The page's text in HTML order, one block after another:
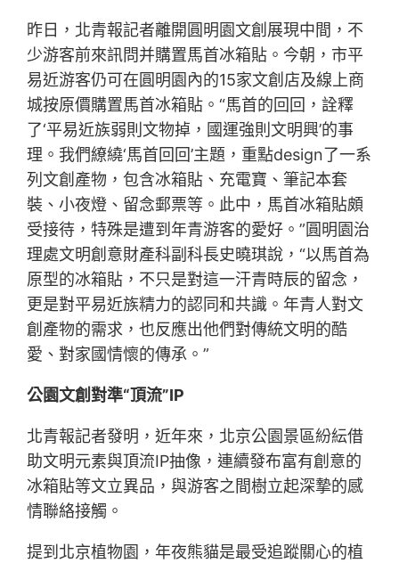
昨日，北青報記者離開圓明園文創展現中間，不
少游客前來訊問并購置馬首冰箱貼。今朝，市平
易近游客仍可在圓明園內的15家文創店及線上商
城按原價購置馬首冰箱貼。“馬首的回回，詮釋
了‘平易近族弱則文物掉，國運強則文明興’的事
理。我們繚繞‘馬首回回’主題，重點design了一系
列文創產物，包含冰箱貼、充電寶、筆記本套
裝、小夜燈、留念郵票等。此中，馬首冰箱貼頗
受接待，特殊是遭到年青游客的愛好。”圓明園治
理處文明創意財產科副科長史曉琪說，“以馬首為
原型的冰箱貼，不只是對這一汗青時辰的留念，
更是對平易近族精力的認同和共識。年青人對文
創產物的需求，也反應出他們對傳統文明的酷
愛、對家國情懷的傳承。”
公園文創對準“頂流”IP
北青報記者發明，近年來，北京公園景區紛紜借
助文明元素與頂流IP抽像，連續發布富有創意的
冰箱貼等文立異品，與游客之間樹立起深摯的感
情聯絡接觸。
提到北京植物園，年夜熊貓是最受追蹤關心的植